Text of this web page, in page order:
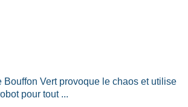
Bouffon Vert provoque le chaos et utilise
pour tout ...